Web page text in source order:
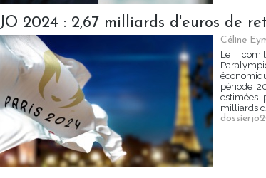
JO 2024 : 2,67 milliards d'euros de
Céline
Le
période
estimées
milliards